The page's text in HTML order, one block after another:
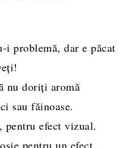
i problemă, dar e păcat
nu doriți aromă
sau făinoase.
pentru efect vizual.
pentru un efect